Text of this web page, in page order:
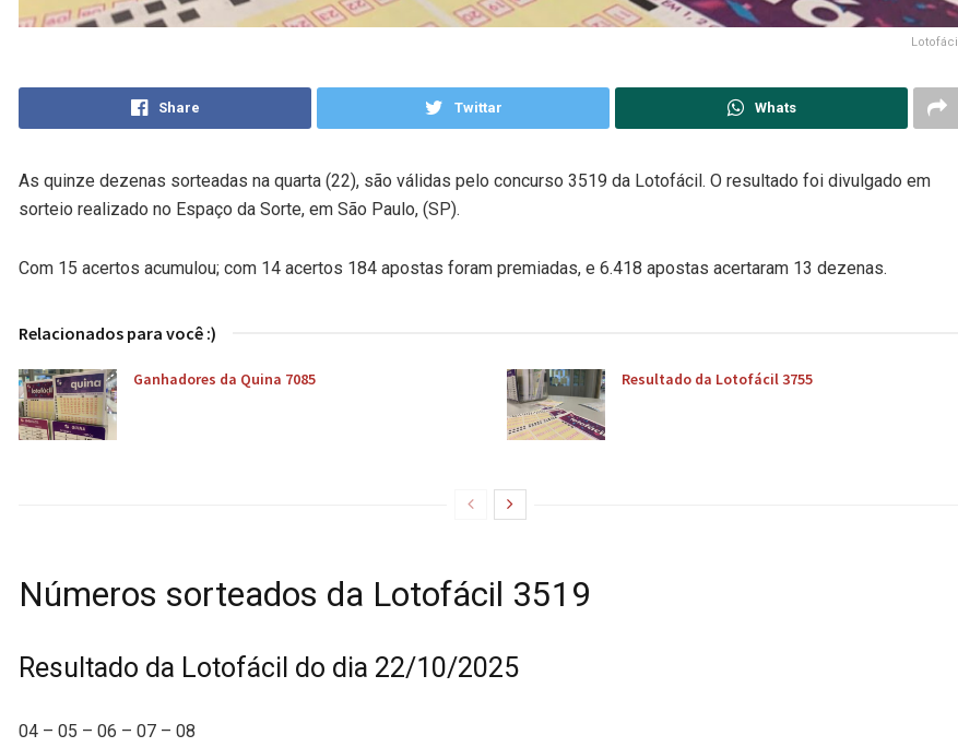
Lotofácil
Share Twittar Whats
As quinze dezenas sorteadas na quarta (22), são válidas pelo concurso 3519 da Lotofácil. O resultado foi divulgado em
sorteio realizado no Espaço da Sorte, em São Paulo, (SP).
Com 15 acertos acumulou; com 14 acertos 184 apostas foram premiadas, e 6.418 apostas acertaram 13 dezenas.
Relacionados para você :)
Ganhadores da Quina 7085 Resultado da Lotofácil 3755
Números sorteados da Lotofácil 3519
Resultado da Lotofácil do dia 22/10/2025
04 – 05 – 06 – 07 – 08